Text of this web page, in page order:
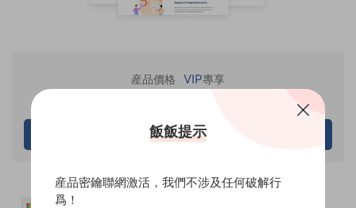
産品價格 VIP專享
請先登錄
飯飯提示
産品密鑰聯網激活，我們不涉及任何破解行
爲！